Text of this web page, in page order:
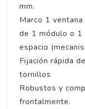
mm.
Marco 1
de 1 módulo o 1
espacio
Fijación rápida
tornillos
Robustos y
frontalmente.